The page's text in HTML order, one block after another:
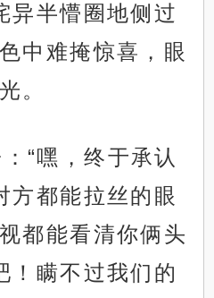
异半懵圈地侧过
中难掩惊喜，眼
。
“嘿，终于承认
方都能拉丝的眼
都能看清你俩头
！瞒不过我们的